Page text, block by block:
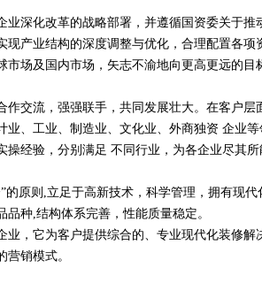
深化改革的战略部署，并遵循国资委关于推
产业结构的深度调整与优化，合理配置各项
场及国内市场，矢志不渝地向更高更远的目
交流，强强联手，共同发展壮大。在客户层
、工业、制造业、文化业、外商独资 企业
经验，分别满足 不同行业，为各企业尽其
原则,立足于高新技术，科学管理，拥有现代
种,结构体系完善，性能质量稳定。
，它为客户提供综合的、专业现代化装修解
销模式。